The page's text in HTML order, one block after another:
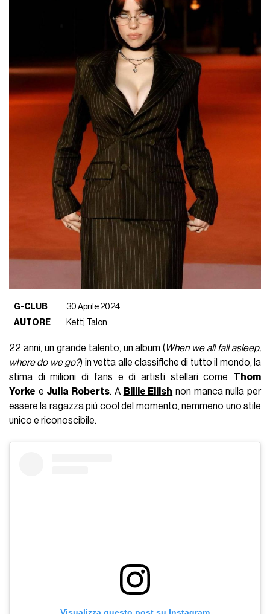
G-CLUB
30 Aprile 2024
AUTORE
Kettj Talon
22 anni, un grande talento, un album (When we all fall asleep,
where do we go?) in vetta alle classifiche di tutto il mondo, la
stima di milioni di fans e di artisti stellari come Thom
Yorke e Julia Roberts. A Billie Eilish non manca nulla per
essere la ragazza più cool del momento, nemmeno uno stile
unico e riconoscibile.